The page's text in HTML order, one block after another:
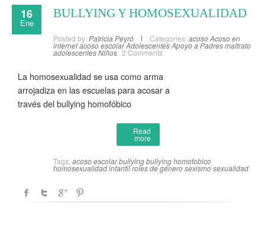
16
Ene
BULLYING Y HOMOSEXUALIDAD
Posted by: Patricia Peyró Categories: acosoAcoso en
internetacoso escolarAdolescentesApoyo a Padresmaltrato
adolescentesNiños 2 Comments
La homosexualidad se usa como arma
arrojadiza en las escuelas para acosar a
través del bullying homofóbico
Read
more
Tags: acoso escolarbullyingbullying homofobico
homosexualidad infantilroles de génerosexismosexualidad